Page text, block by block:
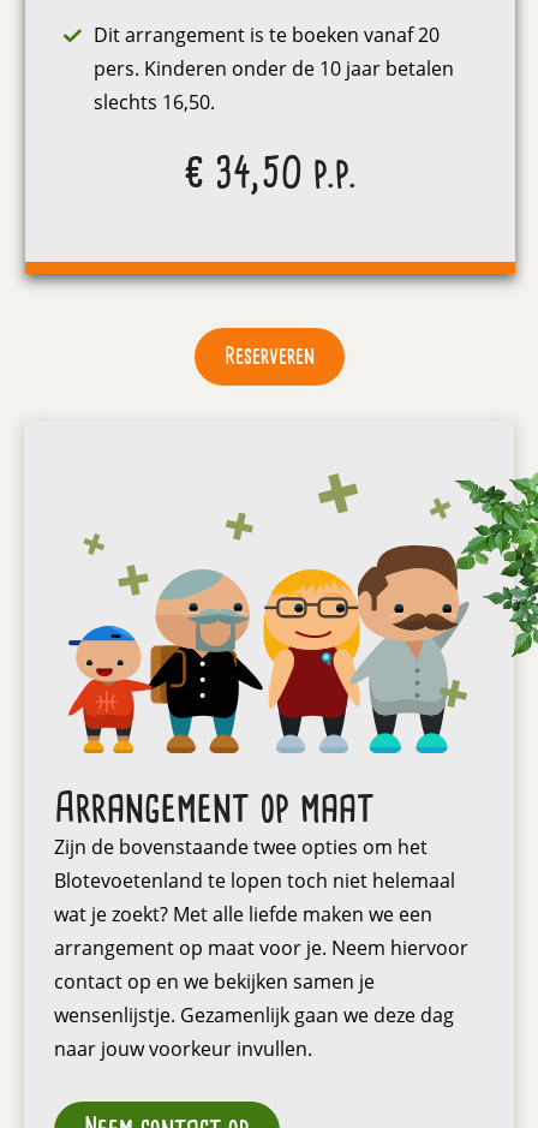
Dit arrangement is te boeken vanaf 20
pers. Kinderen onder de 10 jaar betalen
slechts 16,50.
€ 34,50 p.p.
Reserveren
Arrangement op maat
Zijn de bovenstaande twee opties om het
Blotevoetenland te lopen toch niet helemaal
wat je zoekt? Met alle liefde maken we een
arrangement op maat voor je. Neem hiervoor
contact op en we bekijken samen je
wensenlijstje. Gezamenlijk gaan we deze dag
naar jouw voorkeur invullen.